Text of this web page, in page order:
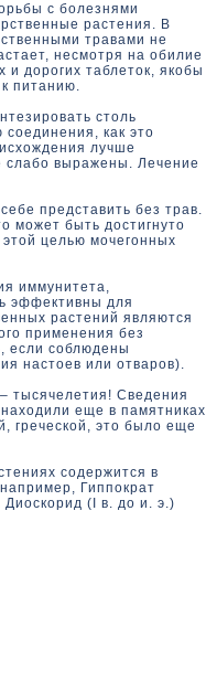
с болезнями
растения. В
травами не
несмотря на обилие
дорогих таблеток, якобы
питанию.
столь
как это
лучше
слабо выражены. Лечение
представить без трав.
может быть достигнуто
целью мочегонных
иммунитета,
эффективны для
растений являются
применения без
если соблюдены
настоев или отваров).
тысячелетия! Сведения
еще в памятниках
греческой, это было еще
содержится в
Гиппократ
(I в. до и. э.)